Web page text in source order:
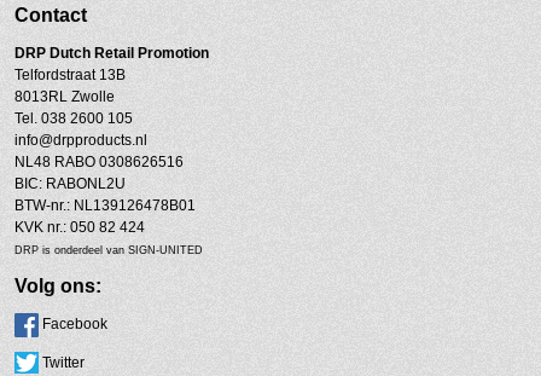
Contact
DRP Dutch Retail Promotion
Telfordstraat 13B
8013RL Zwolle
Tel. 038 2600 105
info@drpproducts.nl
NL48 RABO 0308626516
BIC: RABONL2U
BTW-nr.: NL139126478B01
KVK nr.: 050 82 424
DRP is onderdeel van SIGN-UNITED
Volg ons:
Facebook
Twitter